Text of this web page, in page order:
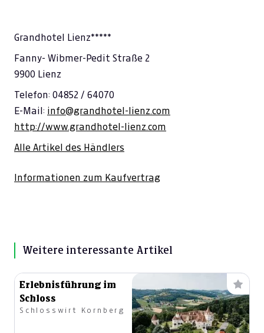
Grandhotel Lienz*****
Fanny- Wibmer-Pedit Straße 2
9900 Lienz
Telefon: 04852 / 64070
E-Mail: info@grandhotel-lienz.com
http://www.grandhotel-lienz.com
Alle Artikel des Händlers
Informationen zum Kaufvertrag
Weitere interessante Artikel
Erlebnisführung im
Schloss
Schlosswirt Kornberg